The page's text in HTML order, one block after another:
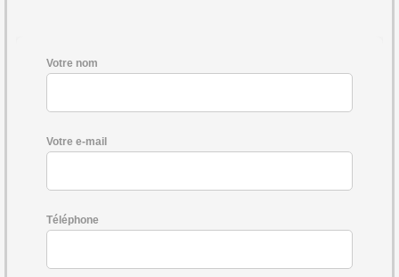
Votre nom
Votre e-mail
Téléphone